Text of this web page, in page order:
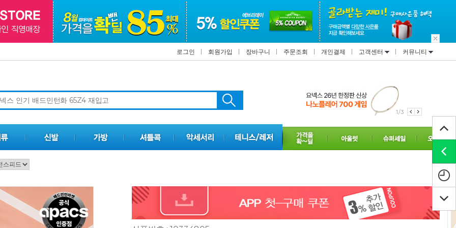
로그인 회원가입 장바구니 주문조회 개인결제 고객센터 커뮤니티
1/3